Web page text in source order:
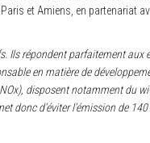
et Amiens, en partenariat
Ils répondent parfaitement aux
en matière de
disposent notamment du
donc d’éviter l’émission de